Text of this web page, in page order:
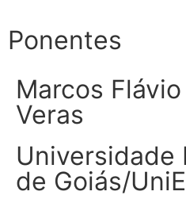
Ponentes
Marcos
Veras
Universidade
de Goiás/